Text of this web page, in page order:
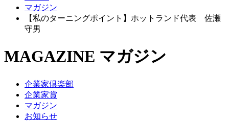
マガジン
【私のターニングポイント】ホットランド代表 佐瀬
守男
MAGAZINE マガジン
企業家倶楽部
企業家賞
マガジン
お知らせ